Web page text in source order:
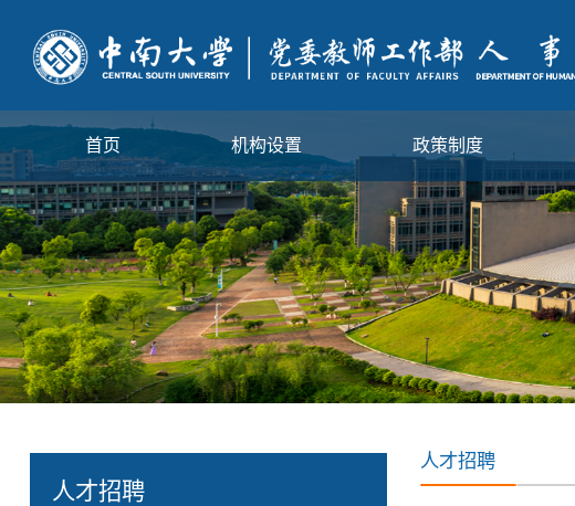
首页 机构设置 政策制度
人才招聘
人才招聘